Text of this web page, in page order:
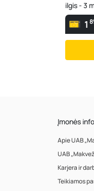
ilgis - 3
1
Įmonės
Apie UAB
UAB
Karjera ir
Teikiamos